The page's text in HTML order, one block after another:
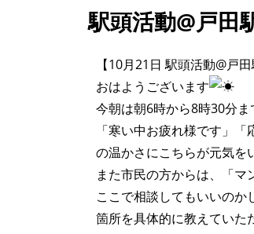
駅頭活動@戸
【10月21日 駅頭活動@戸
おはようございます
今朝は朝6時から8時30分
「寒い中お疲れ様です」
の温かさにこちらが元気を
また市民の方からは、「マ
ここで相談してもいいの
箇所を具体的に教えていた